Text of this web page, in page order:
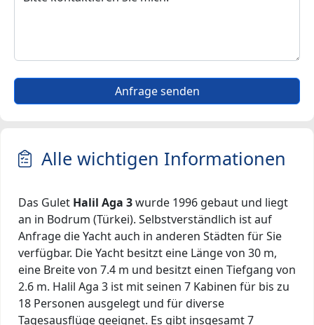
Anfrage senden
Alle wichtigen Informationen
Das Gulet Halil Aga 3wurde 1996 gebaut und liegt
an in Bodrum (Türkei). Selbstverständlich ist auf
Anfrage die Yacht auch in anderen Städten für Sie
verfügbar. Die Yacht besitzt eine Länge von 30 m,
eine Breite von 7.4 m und besitzt einen Tiefgang von
2.6 m. Halil Aga 3 ist mit seinen 7 Kabinen für bis zu
18 Personen ausgelegt und für diverse
Tagesausflüge geeignet. Es gibt insgesamt 7